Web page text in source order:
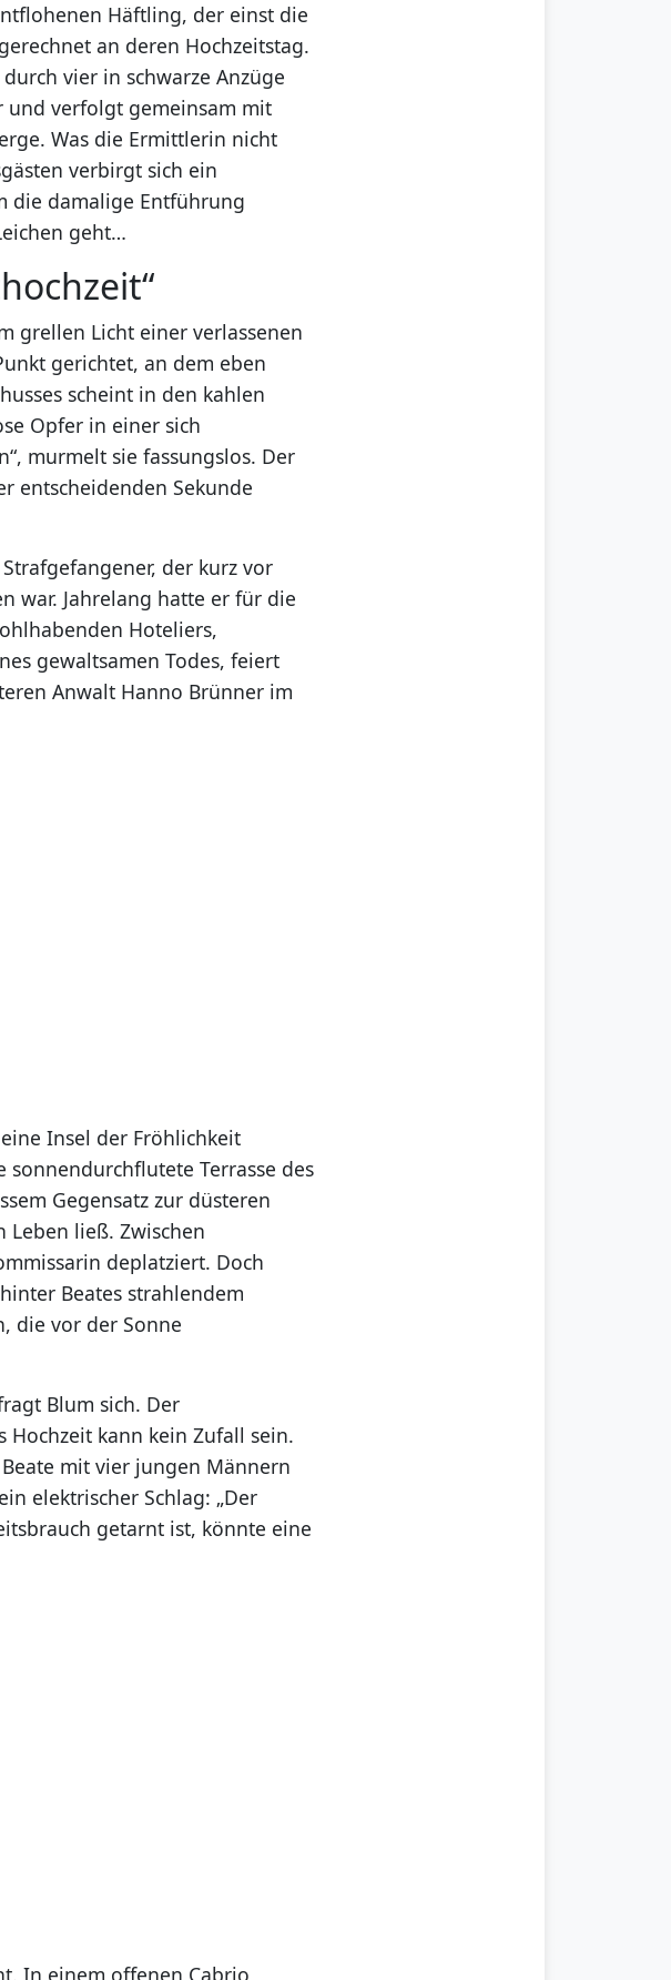
Häftling, der einst die
an deren Hochzeitstag.
vier in schwarze Anzüge
verfolgt gemeinsam mit
Was die Ermittlerin nicht
verbirgt sich ein
die damalige Entführung
geht…
grellen Licht einer verlassenen
gerichtet, an dem eben
scheint in den kahlen
Opfer in einer sich
murmelt sie fassungslos. Der
entscheidenden Sekunde
der kurz vor
war. Jahrelang hatte er für die
Hoteliers,
gewaltsamen Todes, feiert
Anwalt Hanno Brünner im
Insel der Fröhlichkeit
Terrasse des
Gegensatz zur düsteren
ließ. Zwischen
deplatziert. Doch
Beates strahlendem
die vor der Sonne
Blum sich. Der
Hochzeit kann kein Zufall sein.
mit vier jungen Männern
elektrischer Schlag: „Der
getarnt ist, könnte eine